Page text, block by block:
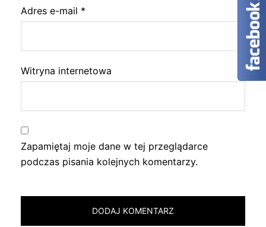
Adres e-mail *
Witryna internetowa
Zapamiętaj moje dane w tej przeglądarce
podczas pisania kolejnych komentarzy.